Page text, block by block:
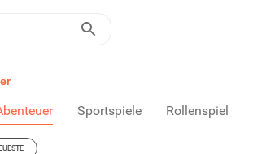
Sportspiele Rollenspiel